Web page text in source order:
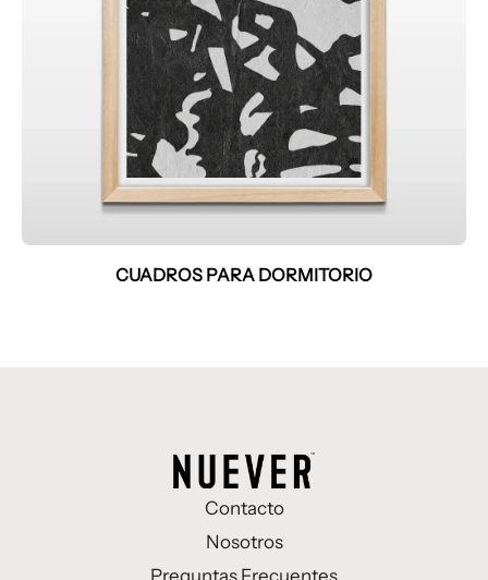
CUADROS PARA DORMITORIO
Contacto
Nosotros
Preguntas Frecuentes